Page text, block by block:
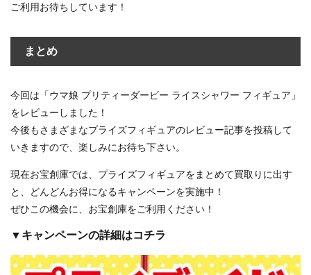
ご利用お待ちしています！
まとめ
今回は「ウマ娘 プリティーダービー ライスシャワー フィギュア」
をレビューしました！
今後もさまざまなプライズフィギュアのレビュー記事を投稿して
いきますので、楽しみにお待ち下さい。
現在お宝創庫では、プライズフィギュアをまとめて買取りに出す
と、どんどんお得になるキャンペーンを実施中！
ぜひこの機会に、お宝創庫をご利用ください！
▼キャンペーンの詳細はコチラ